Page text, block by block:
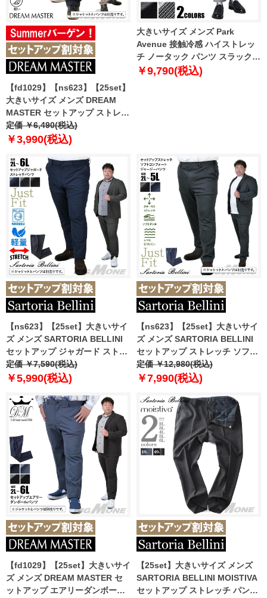
【fd1029】【ns623】【25set】
大きいサイズ メンズ DREAM
MASTER セットアップ ストレッ
チ カジュアル パンツ 軽量 ウォ
ッシャブル スマリラ azs25341-
定価 ￥6,490(税込)
￥3,990(税込)
大きいサイズ メンズ Park
Avenue 接触冷感 ハイストレッ
チ ノータック パンツ スラックス
ウォッシャブル 120-64955
￥9,790(税込)
【ns623】【25set】大きいサイ
ズ メンズ SARTORIA BELLINI
セットアップ ジャガード ストレ
ッチ パンツ ジャストフィット 軽
量 ウォッシャブル イージーケア
定価 ￥7,590(税込)
￥5,990(税込)
【ns623】【25set】大きいサイ
ズ メンズ SARTORIA BELLINI
セットアップ ストレッチ ソフト
コンフォートジャージー パンツ
ジャストフィット tzpt-2b
定価 ￥12,980(税込)
￥7,990(税込)
【fd1029】【25set】大きいサイ
ズ メンズ DREAM MASTER セ
ットアップ エアリーダンボール
【25set】大きいサイズ メンズ
SARTORIA BELLINI MOISTIVA
セットアップ ストレッチ パンツ